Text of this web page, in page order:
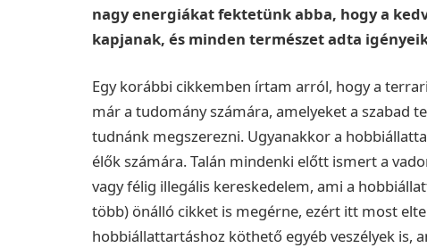
nagy energiákat fektetünk abba, hogy a
kapjanak, és minden természet adta
Egy korábbi cikkemben írtam arról, hogy a
már a tudomány számára, amelyeket a szabad
tudnánk megszerezni. Ugyanakkor a
élők számára. Talán mindenki előtt ismert a
vagy félig illegális kereskedelem, ami a
több) önálló cikket is megérne, ezért itt most
hobbiállattartáshoz köthető egyéb veszélyek is,